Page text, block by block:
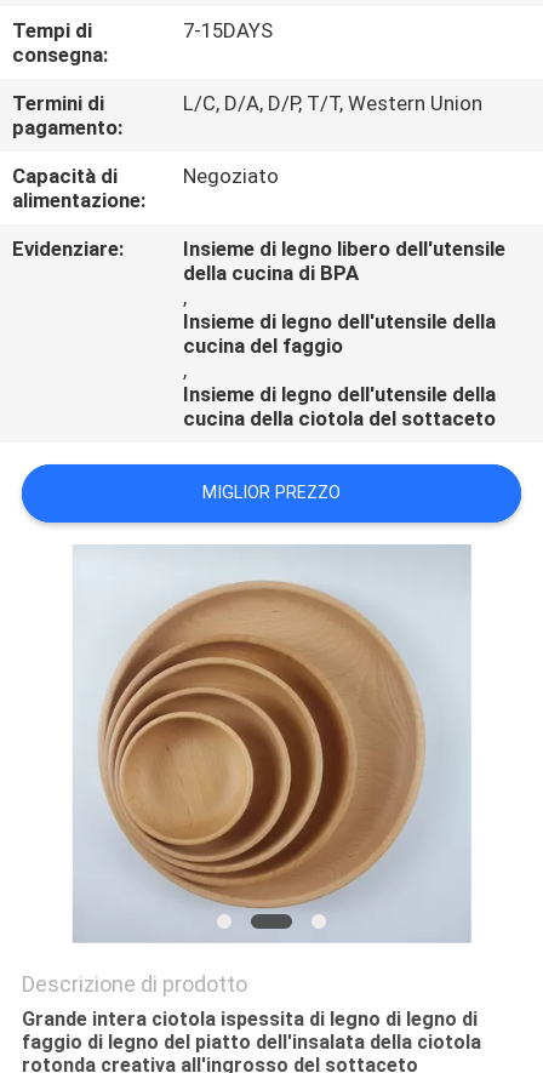
RICHIEDA
UNA
CITAZIONE
Tempi di
consegna:
7-15DAYS
Termini di
pagamento:
L/C, D/A, D/P, T/T, Western Union
Capacità di
alimentazione:
Negoziato
Evidenziare:
Insieme di legno libero dell'utensile
della cucina di BPA
,
Insieme di legno dell'utensile della
cucina del faggio
,
Insieme di legno dell'utensile della
cucina della ciotola del sottaceto
MIGLIOR PREZZO
Descrizione di prodotto
Grande intera ciotola ispessita di legno di legno di
faggio di legno del piatto dell'insalata della ciotola
rotonda creativa all'ingrosso del sottaceto